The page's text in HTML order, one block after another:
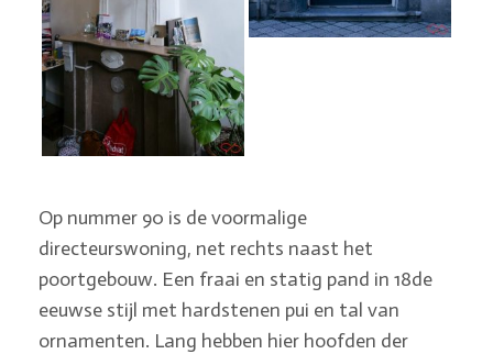
Op nummer 90 is de voormalige
directeurswoning, net rechts naast het
poortgebouw. Een fraai en statig pand in 18de
eeuwse stijl met hardstenen pui en tal van
ornamenten. Lang hebben hier hoofden der